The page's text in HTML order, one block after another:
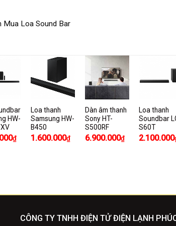
Mua Loa Sound Bar
HW-
₫
Loa thanh
Samsung HW-
B450
1.600.000₫
Dàn âm thanh
Sony HT-
S500RF
6.900.000₫
Loa thanh
Soundbar
S60T
2.100.000
CÔNG TY TNHH ĐIỆN TỬ ĐIỆN LẠNH